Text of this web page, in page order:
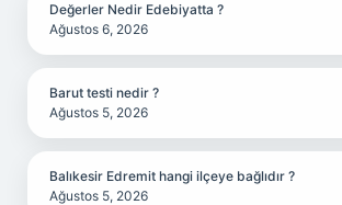
Değerler Nedir Edebiyatta ?
Ağustos 6, 2026
Barut testi nedir ?
Ağustos 5, 2026
Balıkesir Edremit hangi ilçeye bağlıdır ?
Ağustos 5, 2026